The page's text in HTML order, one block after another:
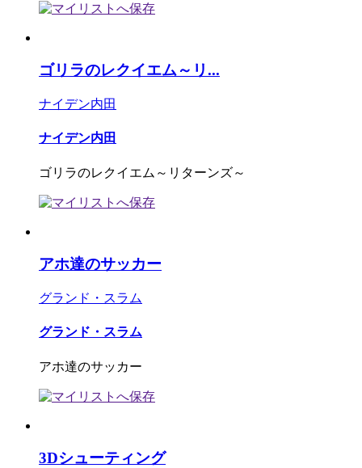
ゴリラのレクイエム～リ...
ナイデン内田
ナイデン内田
ゴリラのレクイエム～リターンズ～
アホ達のサッカー
グランド・スラム
グランド・スラム
アホ達のサッカー
3Dシューティング